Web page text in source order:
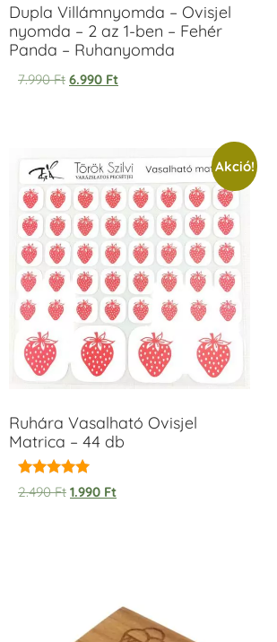
Dupla Villámnyomda – Ovisjel
nyomda – 2 az 1-ben – Fehér
Panda – Ruhanyomda
7.990Ft 6.990 Ft
Akció!
Ruhára Vasalható Ovisjel
Matrica – 44 db
Értékelés:
5.00
2.490Ft 1.990 Ft